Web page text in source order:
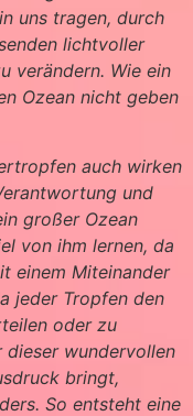
uns tragen, durch
lichtvoller
verändern. Wie ein
Ozean nicht geben
auch wirken
und
großer Ozean
von ihm lernen, da
einem Miteinander
jeder Tropfen den
oder zu
dieser wundervollen
bringt,
So entsteht eine